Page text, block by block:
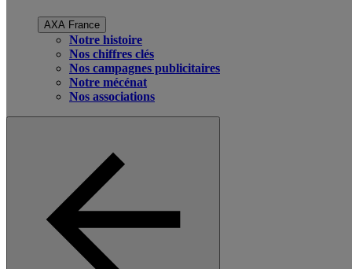
AXA France
Notre histoire
Nos chiffres clés
Nos campagnes publicitaires
Notre mécénat
Nos associations